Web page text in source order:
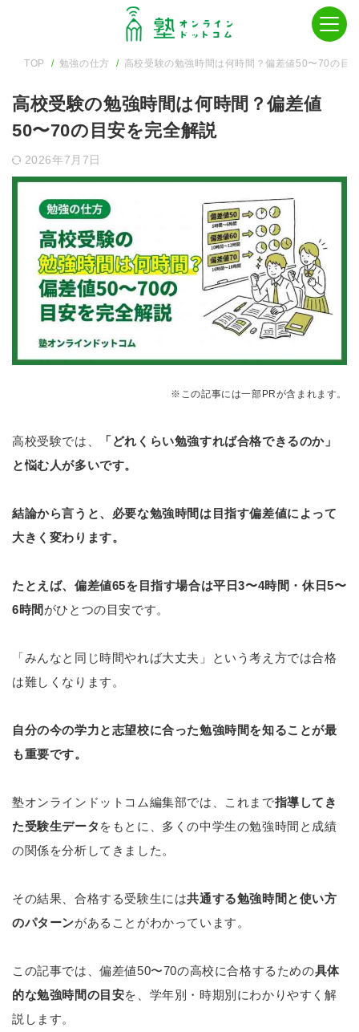
TOP 勉強の仕方 高校受験の勉強時間は何時間？偏差値50〜70の目
高校受験の勉強時間は何時間？偏差値
50〜70の目安を完全解説
2026年7月7日
※この記事には一部PRが含まれます。
高校受験では、
「どれくらい勉強すれば合格できるのか」
と悩む人が多いです。
結論から言うと、必要な勉強時間は目指す偏差値によって
大きく変わります。
たとえば、偏差値65を目指す場合は平日3〜4時間・休日5〜
6時間 がひとつの目安です。
「みんなと同じ時間やれば大丈夫」という考え方では合格
は難しくなります。
自分の今の学力と志望校に合った勉強時間を知ることが最
も重要です。
塾オンラインドットコム編集部では、これまで指導してき
た受験生データ をもとに、多くの中学生の勉強時間と成績
の関係を分析してきました。
その結果、合格する受験生には共通する勉強時間と使い方
のパターンがあることがわかっています。
この記事では、偏差値50〜70の高校に合格するための具体
的な勉強時間の目安を、学年別・時期別にわかりやすく解
説します。